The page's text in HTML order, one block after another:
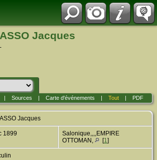
Jacques
Sources Carte d'événements Tout| PDF
Jacques
1899
Salonique,,,,EMPIRE
OTTOMAN,
[1]